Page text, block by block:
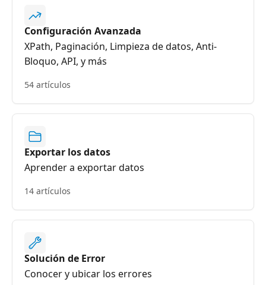
Configuración Avanzada
XPath, Paginación, Limpieza de datos, Anti-
Bloquo, API, y más
54 artículos
Exportar los datos
Aprender a exportar datos
14 artículos
Solución de Error
Conocer y ubicar los errores